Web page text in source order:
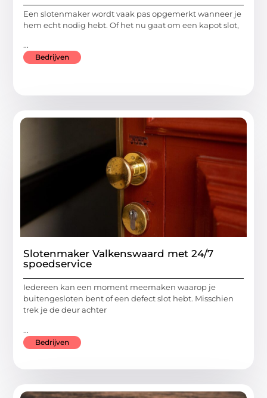
Een slotenmaker wordt vaak pas opgemerkt wanneer je
hem echt nodig hebt. Of het nu gaat om een kapot slot,
...
Bedrijven
Slotenmaker Valkenswaard met 24/7
spoedservice
Iedereen kan een moment meemaken waarop je
buitengesloten bent of een defect slot hebt. Misschien
trek je de deur achter
...
Bedrijven